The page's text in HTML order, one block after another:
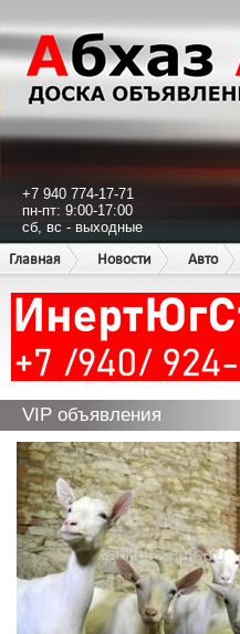
+7 940 774-17-71
пн-пт: 9:00-17:00
сб, вс - выходные
Главная
Новости Авто
VIP объявления